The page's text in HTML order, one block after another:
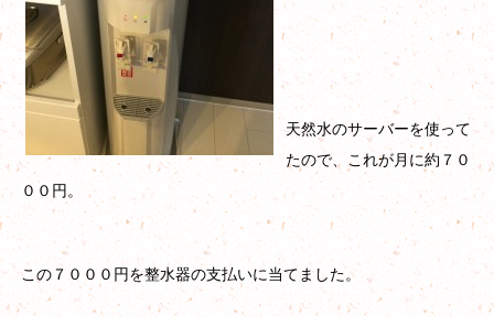
天然水のサーバーを使って
たので、これが月に約７０
００円。
この７０００円を整水器の支払いに当てました。